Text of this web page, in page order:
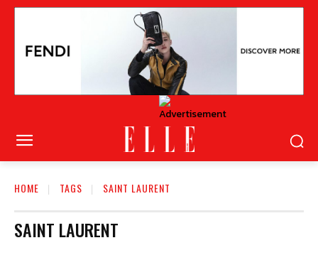
HOME TAGS SAINT LAURENT
SAINT LAURENT